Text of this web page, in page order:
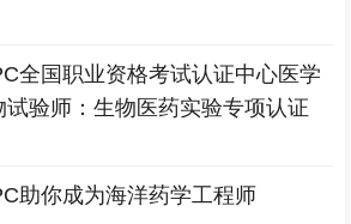
全国职业资格考试认证中心医学
试验师：生物医药实验专项认证
助你成为海洋药学工程师